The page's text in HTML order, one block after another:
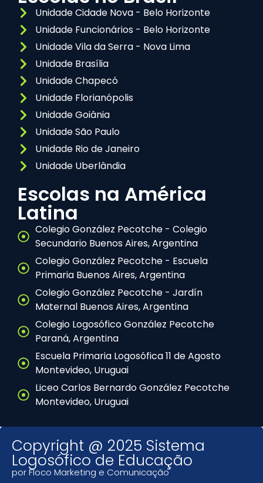
Unidade Cidade Nova - Belo Horizonte
Unidade Funcionários - Belo Horizonte
Unidade Vila da Serra - Nova Lima
Unidade Brasília
Unidade Chapecó
Unidade Florianópolis
Unidade Goiânia
Unidade São Paulo
Unidade Rio de Janeiro
Unidade Uberlândia
Escolas na América
Latina
Colegio González Pecotche - Colegio
Secundario Buenos Aires, Argentina
Colegio González Pecotche - Escuela
Primaria Buenos Aires, Argentina
Colegio González Pecotche - Jardín
Maternal Buenos Aires, Argentina
Colegio Logosófico González Pecotche
Paraná, Argentina
Escuela Primaria Logosófica 11 de Agosto
Montevideo, Uruguai
Liceo Carlos Bernardo González Pecotche
Montevideo, Uruguai
Copyright @ 2025 Sistema
Logosófico de Educação
por Floco Marketing e Comunicação